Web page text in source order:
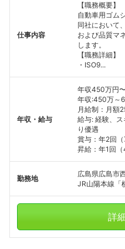
仕事内容
【職務概要】
自動車用ゴム
同社において
および品質マ
します。
【職務詳細】
・ISO9...
年収・給与
年収450万円
年収:450万～
月給制：月額
給与: 経験、
り優遇
賞与：年2回（
昇給：年1回（
勤務地
広島県広島市
JR山陽本線「
詳